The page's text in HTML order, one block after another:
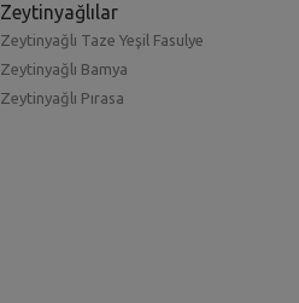
Zeytinyağlılar
Zeytinyağlı Taze Yeşil Fasulye
Zeytinyağlı Bamya
Zeytinyağlı Pırasa